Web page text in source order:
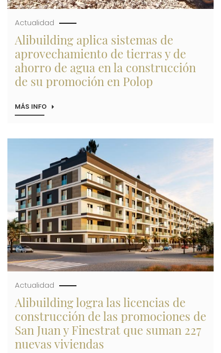
Actualidad
Alibuilding aplica sistemas de
aprovechamiento de tierras y de
ahorro de agua en la construcción
de su promoción en Polop
MÁS INFO SOBRE
DE
APROVECHAMIENTO
TIERRAS
Y
DE
AHORRO
DE
AGUA
EN
LA
CONSTRUCCIÓN
DE
SU
PROMOCIÓN
EN
POLOP
Actualidad
Alibuilding logra las licencias de
construcción de las promociones de
San Juan y Finestrat que suman 227
nuevas viviendas